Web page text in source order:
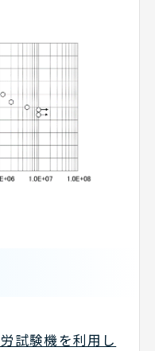
試験機を利用し